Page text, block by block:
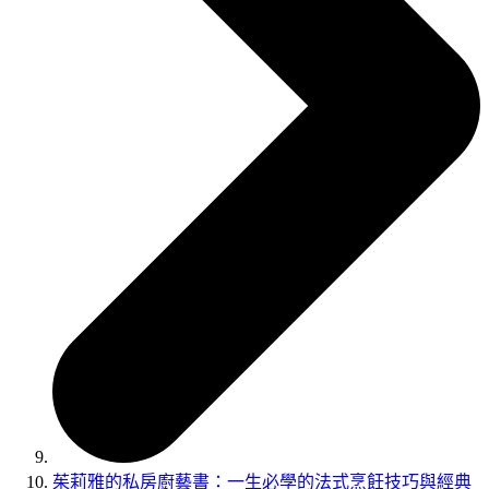
茱莉雅的私房廚藝書：一生必學的法式烹飪技巧與經典